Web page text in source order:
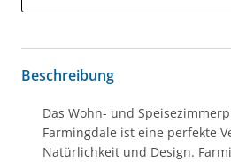
Beschreibung
Das Wohn- und
Farmingdale ist eine perfekte
Natürlichkeit und Design.